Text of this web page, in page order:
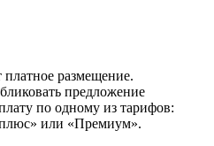
платное размещение.
предложение
по одному из тарифов:
или «Премиум».